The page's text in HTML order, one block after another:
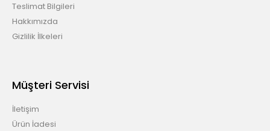
Teslimat Bilgileri
Hakkımızda
Gizlilik İlkeleri
Müşteri Servisi
İletişim
Ürün İadesi